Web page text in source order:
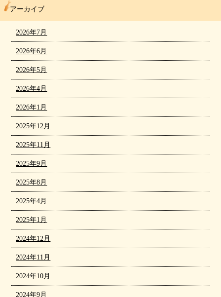
アーカイブ
2026年7月
2026年6月
2026年5月
2026年4月
2026年1月
2025年12月
2025年11月
2025年9月
2025年8月
2025年4月
2025年1月
2024年12月
2024年11月
2024年10月
2024年9月